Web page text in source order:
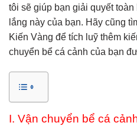
tôi sẽ giúp bạn giải quyết
lắng này của bạn. Hãy cũng
Kiến Vàng để tích luỹ thêm
chuyển bể cá cảnh của bạn
I. Vận chuyển bể cá